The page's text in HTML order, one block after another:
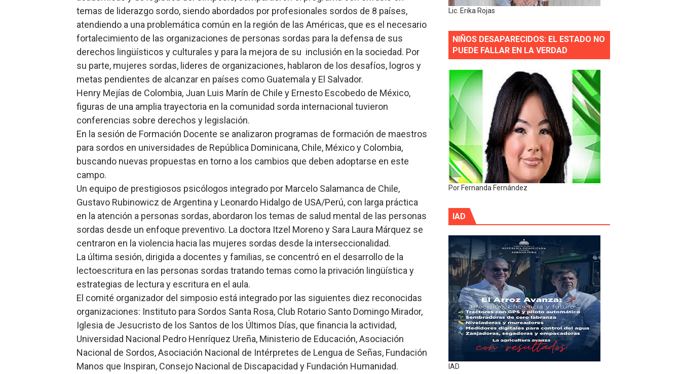
temas de liderazgo sordo, siendo abordados por profesionales sordos de 8 países,
atendiendo a una problemática común en la región de las Américas, que es el necesario
fortalecimiento de las organizaciones de personas sordas para la defensa de sus
derechos lingüísticos y culturales y para la mejora de su inclusión en la sociedad. Por
su parte, mujeres sordas, lideres de organizaciones, hablaron de los desafíos, logros y
metas pendientes de alcanzar en países como Guatemala y El Salvador.
Henry Mejías de Colombia, Juan Luis Marín de Chile y Ernesto Escobedo de México,
figuras de una amplia trayectoria en la comunidad sorda internacional tuvieron
conferencias sobre derechos y legislación.
En la sesión de Formación Docente se analizaron programas de formación de maestros
para sordos en universidades de República Dominicana, Chile, México y Colombia,
buscando nuevas propuestas en torno a los cambios que deben adoptarse en este
campo.
Un equipo de prestigiosos psicólogos integrado por Marcelo Salamanca de Chile,
Gustavo Rubinowicz de Argentina y Leonardo Hidalgo de USA/Perú, con larga práctica
en la atención a personas sordas, abordaron los temas de salud mental de las personas
sordas desde un enfoque preventivo. La doctora Itzel Moreno y Sara Laura Márquez se
centraron en la violencia hacia las mujeres sordas desde la interseccionalidad.
La última sesión, dirigida a docentes y familias, se concentró en el desarrollo de la
lectoescritura en las personas sordas tratando temas como la privación lingüística y
estrategias de lectura y escritura en el aula.
El comité organizador del simposio está integrado por las siguientes diez reconocidas
organizaciones: Instituto para Sordos Santa Rosa, Club Rotario Santo Domingo Mirador,
Iglesia de Jesucristo de los Santos de los Últimos Días, que financia la actividad,
Universidad Nacional Pedro Henríquez Ureña, Ministerio de Educación, Asociación
Nacional de Sordos, Asociación Nacional de Intérpretes de Lengua de Señas, Fundación
Manos que Inspiran, Consejo Nacional de Discapacidad y Fundación Humanidad.
Lic. Erika Rojas
NIÑOS DESAPARECIDOS: EL ESTADO NO
PUEDE FALLAR EN LA VERDAD
Por Fernanda Fernández
IAD
IAD